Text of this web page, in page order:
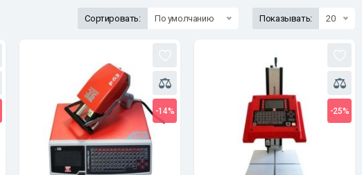
Сортировать: По умолчанию Показывать: 20
-14% -25%